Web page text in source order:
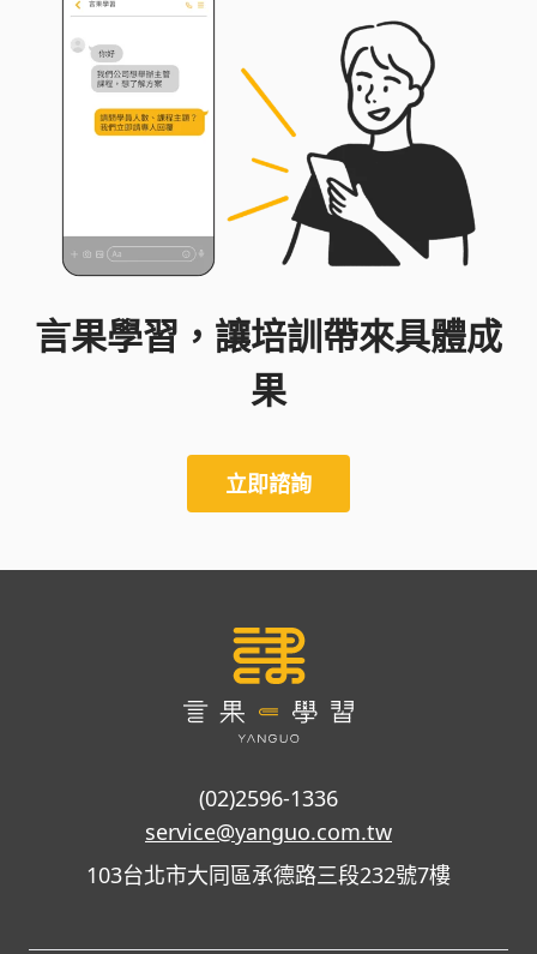
言果學習，讓培訓帶來具體成
果
立即諮詢
(02)2596-1336
service@yanguo.com.tw
103台北市大同區承德路三段232號7樓